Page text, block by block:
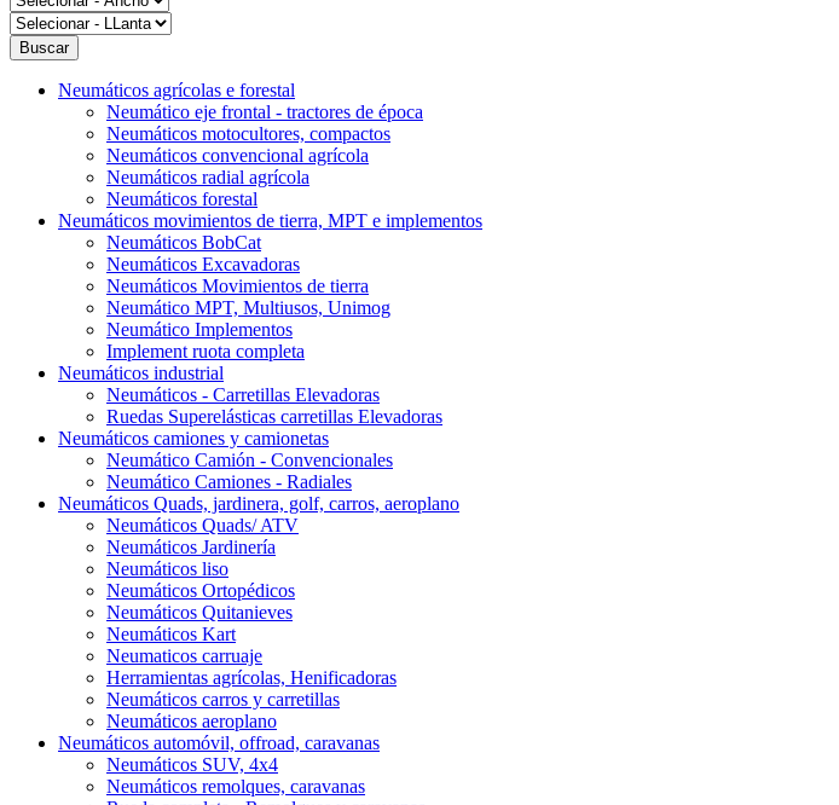
Neumáticos agrícolas e forestal
Neumático eje frontal - tractores de época
Neumáticos motocultores, compactos
Neumáticos convencional agrícola
Neumáticos radial agrícola
Neumáticos forestal
Neumáticos movimientos de tierra, MPT e implementos
Neumáticos BobCat
Neumáticos Excavadoras
Neumáticos Movimientos de tierra
Neumático MPT, Multiusos, Unimog
Neumático Implementos
Implement ruota completa
Neumáticos industrial
Neumáticos - Carretillas Elevadoras
Ruedas Superelásticas carretillas Elevadoras
Neumáticos camiones y camionetas
Neumático Camión - Convencionales
Neumático Camiones - Radiales
Neumáticos Quads, jardinera, golf, carros, aeroplano
Neumáticos Quads/ ATV
Neumáticos Jardinería
Neumáticos liso
Neumáticos Ortopédicos
Neumáticos Quitanieves
Neumáticos Kart
Neumaticos carruaje
Herramientas agrícolas, Henificadoras
Neumáticos carros y carretillas
Neumáticos aeroplano
Neumáticos automóvil, offroad, caravanas
Neumáticos SUV, 4x4
Neumáticos remolques, caravanas